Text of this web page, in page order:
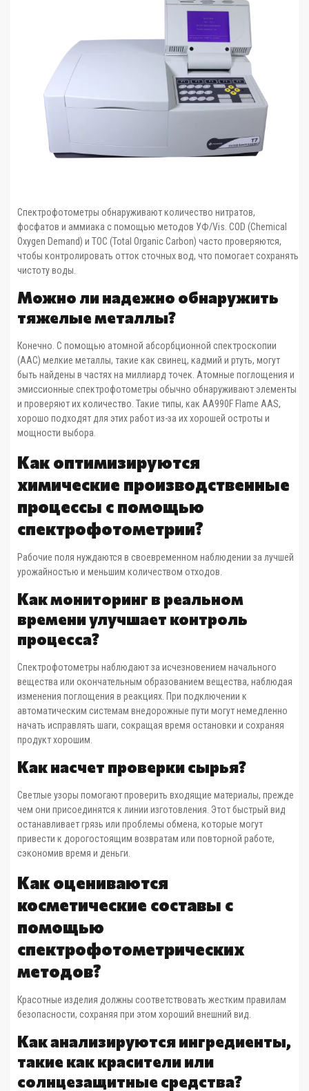
Спектрофотометры обнаруживают количество нитратов,
фосфатов и аммиака с помощью методов УФ/Vis. COD (Chemical
Oxygen Demand) и TOC (Total Organic Carbon) часто проверяются,
чтобы контролировать отток сточных вод, что помогает сохранять
чистоту воды.
Можно ли надежно обнаружить
тяжелые металлы?
Конечно. С помощью атомной абсорбционной спектроскопии
(ААС) мелкие металлы, такие как свинец, кадмий и ртуть, могут
быть найдены в частях на миллиард точек. Атомные поглощения и
эмиссионные спектрофотометры обычно обнаруживают элементы
и проверяют их количество. Такие типы, как AA990F Flame AAS,
хорошо подходят для этих работ из-за их хорошей остроты и
мощности выбора.
Как оптимизируются
химические производственные
процессы с помощью
спектрофотометрии?
Рабочие поля нуждаются в своевременном наблюдении за лучшей
урожайностью и меньшим количеством отходов.
Как мониторинг в реальном
времени улучшает контроль
процесса?
Спектрофотометры наблюдают за исчезновением начального
вещества или окончательным образованием вещества, наблюдая
изменения поглощения в реакциях. При подключении к
автоматическим системам внедорожные пути могут немедленно
начать исправлять шаги, сокращая время остановки и сохраняя
продукт хорошим.
Как насчет проверки сырья?
Светлые узоры помогают проверить входящие материалы, прежде
чем они присоединятся к линии изготовления. Этот быстрый вид
останавливает грязь или проблемы обмена, которые могут
привести к дорогостоящим возвратам или повторной работе,
сэкономив время и деньги.
Как оцениваются
косметические составы с
помощью
спектрофотометрических
методов?
Красотные изделия должны соответствовать жестким правилам
безопасности, сохраняя при этом хороший внешний вид.
Как анализируются ингредиенты,
такие как красители или
солнцезащитные средства?